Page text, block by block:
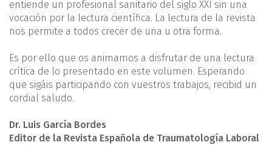
entiende un profesional sanitario del siglo XXI sin una
vocación por la lectura científica. La lectura de la revista
nos permite a todos crecer de una u otra forma.
Es por ello que os animamos a disfrutar de una lectura
crítica de lo presentado en este volumen. Esperando
que sigáis participando con vuestros trabajos, recibid un
cordial saludo.
Dr. Luis García Bordes
Editor de la Revista Española de Traumatología Laboral